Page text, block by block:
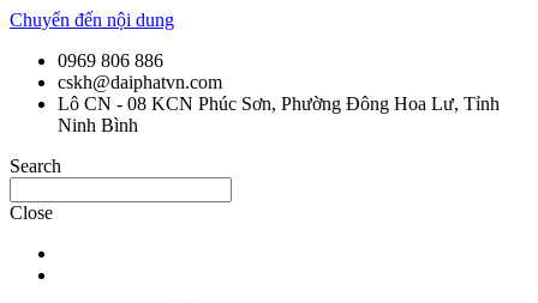
Chuyển đến nội dung
0969 806 886
cskh@daiphatvn.com
Lô CN - 08 KCN Phúc Sơn, Phường Đông Hoa Lư, Tỉnh
Ninh Bình
Search
Close